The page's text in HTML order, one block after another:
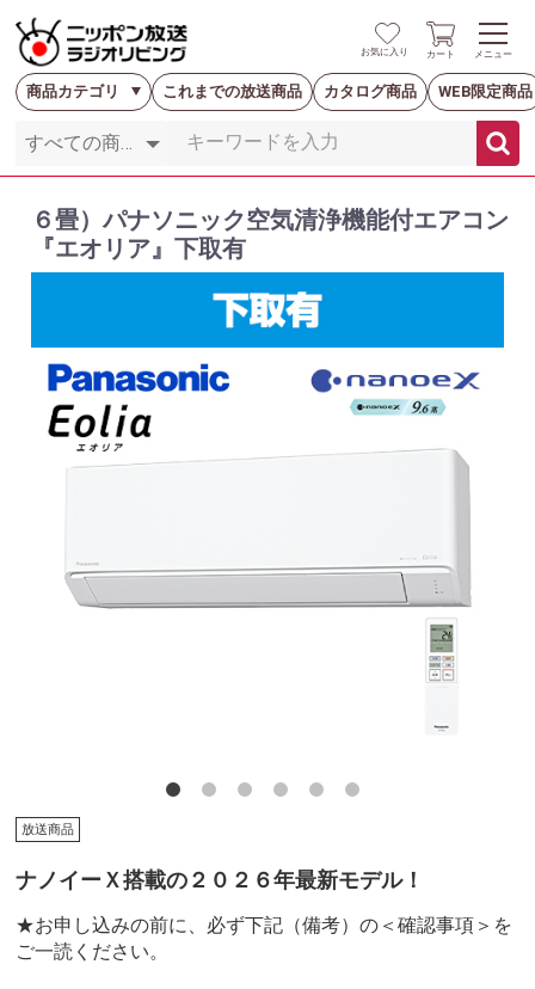
お気に入り カート メニュー
商品カテゴリ これまでの放送商品 カタログ商品 WEB限定商品
６畳）パナソニック空気清浄機能付エアコン
『エオリア』下取有
放送商品
ナノイーＸ搭載の２０２６年最新モデル！
★お申し込みの前に、必ず下記（備考）の＜確認事項＞を
ご一読ください。